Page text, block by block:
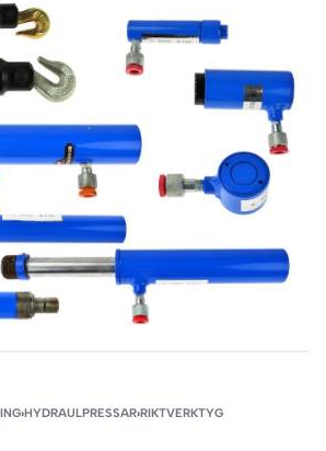
›HYDRAULPRESSAR›RIKTVERKTYG